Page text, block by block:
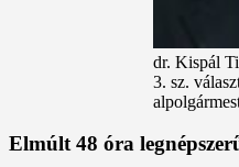
dr. Kispál
3. sz.
Elmúlt 48 óra